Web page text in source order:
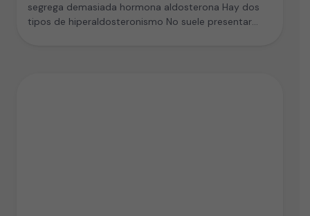
segrega demasiada hormona aldosterona Hay dos
tipos de hiperaldosteronismo No suele presentar